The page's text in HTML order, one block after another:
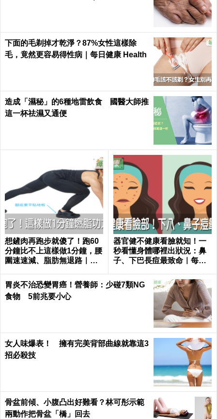
下面的毛剃掉才乾淨？87%女性這樣除
毛，竟然更容易得性病｜每日健康 Health
造成「濕秘」的6種地雷飲食 國醫大師推
這一杯祛濕又通便
想鏟肉再跑步就傻了！跑60
分鐘比不上這樣做1分鐘，腰
圍速速減、脂肪無退路｜每
器官健不健康看臉就知！一
秒看懂身體哪裡出狀況：鼻
子、下巴長痘最致命｜每日
胃炎不治恐變胃癌！營養師：少碰7類NG
食物 5前兆要小心
女人味爆表！ 擁有完美背部曲線就靠這3
招必殺技
骨盆前傾、小腹凸出好難看？林可彤示範
兩動作把骨盆「橋」回去